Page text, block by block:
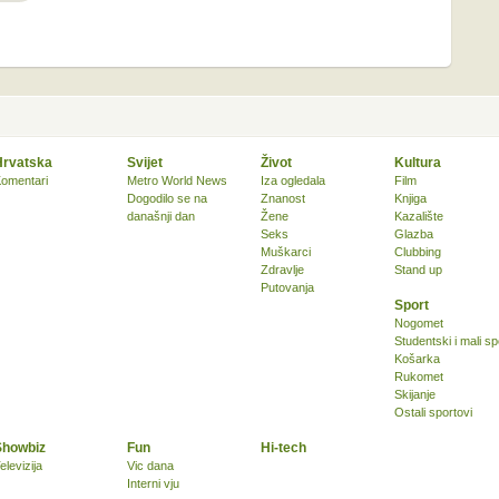
Svijet
Metro World News
Dogodilo se na
današnji dan
Život
Iza ogledala
Znanost
Žene
Seks
Muškarci
Zdravlje
Putovanja
Kultura
Film
Knjiga
Kazalište
Glazba
Clubbing
Stand up
Sport
Nogomet
Studentski i mali
Košarka
Rukomet
Skijanje
Ostali sportovi
Fun
Vic dana
Interni vju
Hi-tech